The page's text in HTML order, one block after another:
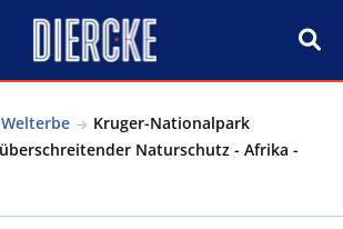
Welterbe
Kruger-Nationalpark
Naturschutz - Afrika -